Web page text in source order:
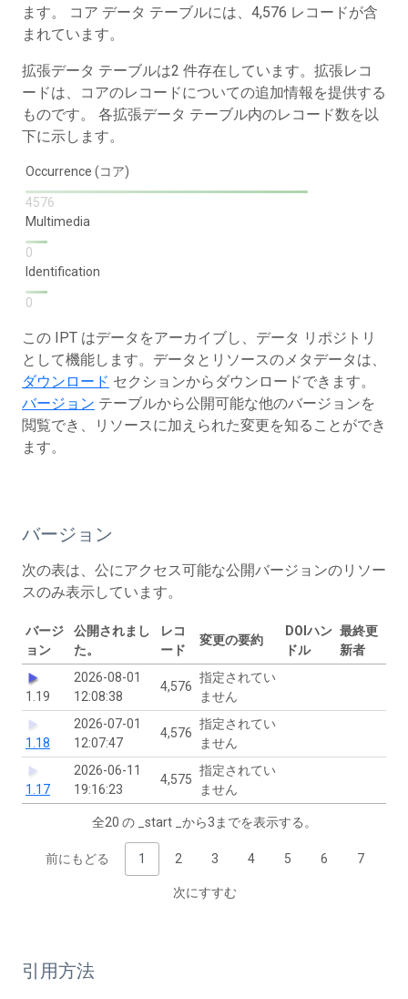
ます。 コア データ テーブルには、4,576 レコードが含
まれています。
拡張データ テーブルは2 件存在しています。拡張レコ
ードは、コアのレコードについての追加情報を提供する
ものです。 各拡張データ テーブル内のレコード数を以
下に示します。
Occurrence (コア)
4576
Multimedia
0
Identification
0
この IPT はデータをアーカイブし、データ リポジトリ
として機能します。データとリソースのメタデータは、
ダウンロード セクションからダウンロードできます。
バージョン テーブルから公開可能な他のバージョンを
閲覧でき、リソースに加えられた変更を知ることができ
ます。
バージョン
次の表は、公にアクセス可能な公開バージョンのリソー
スのみ表示しています。
バージ
ョン
公開されまし
た。
レコ
ード
変更の要約
DOIハン
ドル
最終更
新者
1.19
2026-08-01
12:08:38
4,576
指定されてい
ません
1.18
2026-07-01
12:07:47
4,576
指定されてい
ません
1.17
2026-06-11
19:16:23
4,575
指定されてい
ません
全20 の _start _から3までを表示する。
前にもどる 1 2 3 4 5 6 7
次にすすむ
引用方法